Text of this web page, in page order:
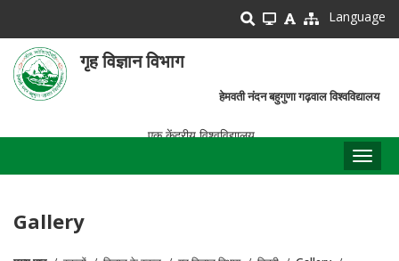
main
content
Language
गृह विज्ञान विभाग
हेमवती नंदन बहुगुणा गढ़वाल विश्वविद्यालय
एक केंद्रीय विश्वविद्यालय
Gallery